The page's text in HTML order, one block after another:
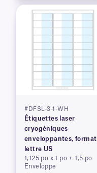
#DFSL-3-1-WH
Étiquettes laser
cryogéniques
enveloppantes, format
lettre US
1,125 po x 1 po + 1,5 po
Enveloppe